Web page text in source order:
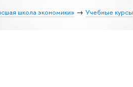
школа экономики» Учебные курсы